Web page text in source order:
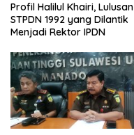
Profil Halilul Khairi, Lulusan
STPDN 1992 yang Dilantik
Menjadi Rektor IPDN